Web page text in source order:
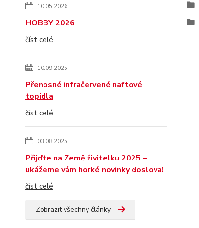
10.05.2026
HOBBY 2026
číst celé
10.09.2025
Přenosné infračervené naftové
topidla
číst celé
03.08.2025
Přijďte na Země živitelku 2025 –
ukážeme vám horké novinky doslova!
číst celé
Zobrazit všechny články